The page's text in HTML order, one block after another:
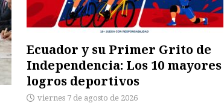
Ecuador y su Primer Grito de
Independencia: Los 10 mayores
logros deportivos
viernes 7 de agosto de 2026